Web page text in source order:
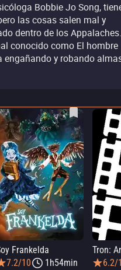
Bobbie Jo Song,
las cosas salen mal y
dentro de los
conocido como El hombre
engañando y robando
Frankelda
7.2/10
1h54min
Tron:
6.2/